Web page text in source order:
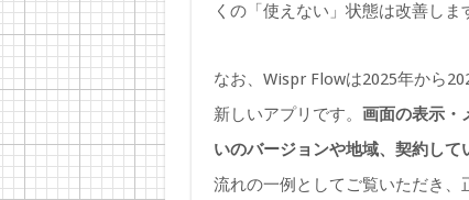
くの「使えない」状態は改善しま
なお、Wispr Flowは2025年から
新しいアプリです。 画面の表示・
いのバージョンや地域、契約し
流れの一例としてご覧いただき、